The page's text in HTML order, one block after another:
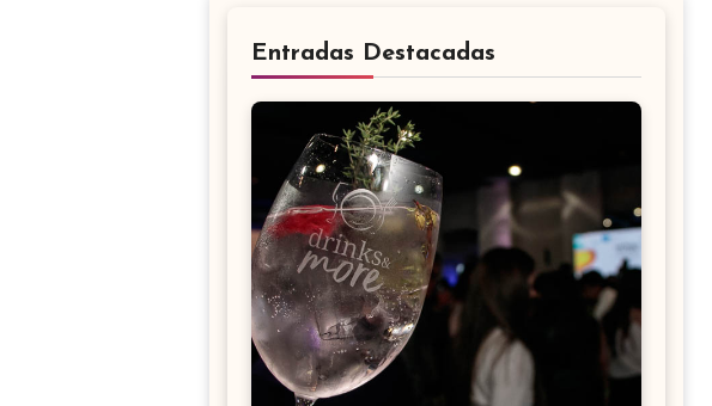
Entradas Destacadas